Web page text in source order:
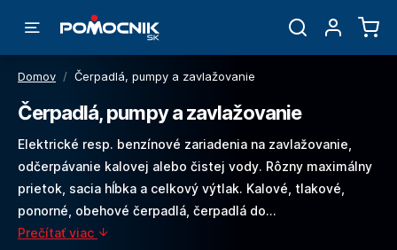
Domov / Čerpadlá, pumpy a zavlažovanie
Čerpadlá, pumpy a zavlažovanie
Elektrické resp. benzínové zariadenia na zavlažovanie,
odčerpávanie kalovej alebo čistej vody. Rôzny maximálny
prietok, sacia hĺbka a celkový výtlak. Kalové, tlakové,
ponorné, obehové čerpadlá, čerpadlá do…
Prečítať viac